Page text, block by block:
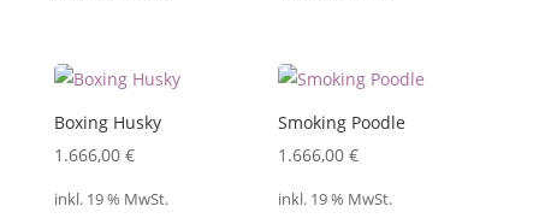
Boxing Husky
1.666,00 €
inkl. 19 % MwSt.
Smoking Poodle
1.666,00€
inkl. 19 % MwSt.